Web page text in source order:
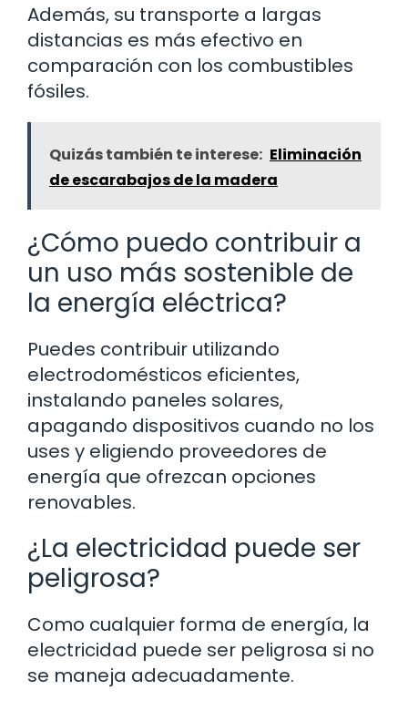
Además, su transporte a largas
distancias es más efectivo en
comparación con los combustibles
fósiles.
Quizás también te interese: Eliminación
de escarabajos de la madera
¿Cómo puedo contribuir a
un uso más sostenible de
la energía eléctrica?
Puedes contribuir utilizando
electrodomésticos eficientes,
instalando paneles solares,
apagando dispositivos cuando no los
uses y eligiendo proveedores de
energía que ofrezcan opciones
renovables.
¿La electricidad puede ser
peligrosa?
Como cualquier forma de energía, la
electricidad puede ser peligrosa si no
se maneja adecuadamente.